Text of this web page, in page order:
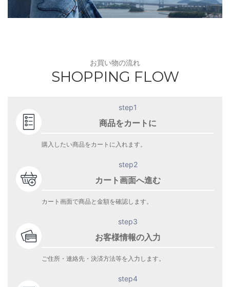
お買い物の流れ
SHOPPING FLOW
step1
商品をカートに
購入したい商品をカートに入れます。
step2
カート画面へ進む
カート画面で商品と金額を確認します。
step3
お客様情報の入力
ご住所・連絡先・決済方法等を入力します。
step4